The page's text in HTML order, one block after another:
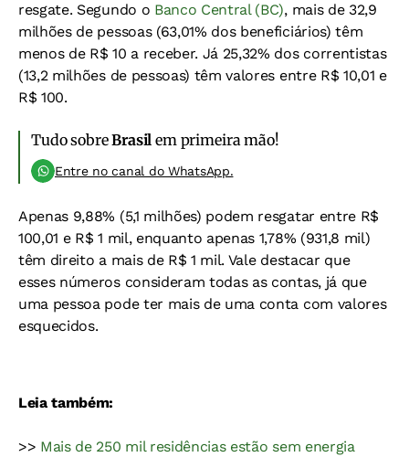
resgate. Segundo o Banco Central (BC), mais de 32,9
milhões de pessoas (63,01% dos beneficiários) têm
menos de R$ 10 a receber. Já 25,32% dos correntistas
(13,2 milhões de pessoas) têm valores entre R$ 10,01 e
R$ 100.
Tudo sobreBrasil em primeira mão!
Entre no canal do WhatsApp.
Apenas 9,88% (5,1 milhões) podem resgatar entre R$
100,01 e R$ 1 mil, enquanto apenas 1,78% (931,8 mil)
têm direito a mais de R$ 1 mil. Vale destacar que
esses números consideram todas as contas, já que
uma pessoa pode ter mais de uma conta com valores
esquecidos.
Leia também:
>> Mais de 250 mil residências estão sem energia